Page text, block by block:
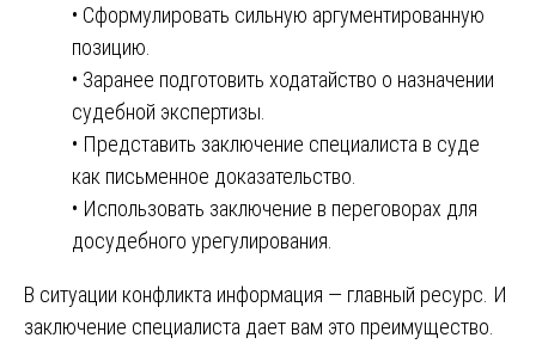
• Сформулировать сильную аргументированную
позицию.
• Заранее подготовить ходатайство о назначении
судебной экспертизы.
• Представить заключение специалиста в суде
как письменное доказательство.
• Использовать заключение в переговорах для
досудебного урегулирования.
В ситуации конфликта информация — главный ресурс. И
заключение специалиста дает вам это преимущество.